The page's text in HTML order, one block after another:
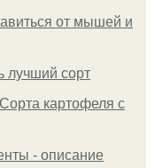
от мышей и
лучший сорт
картофеля с
- описание